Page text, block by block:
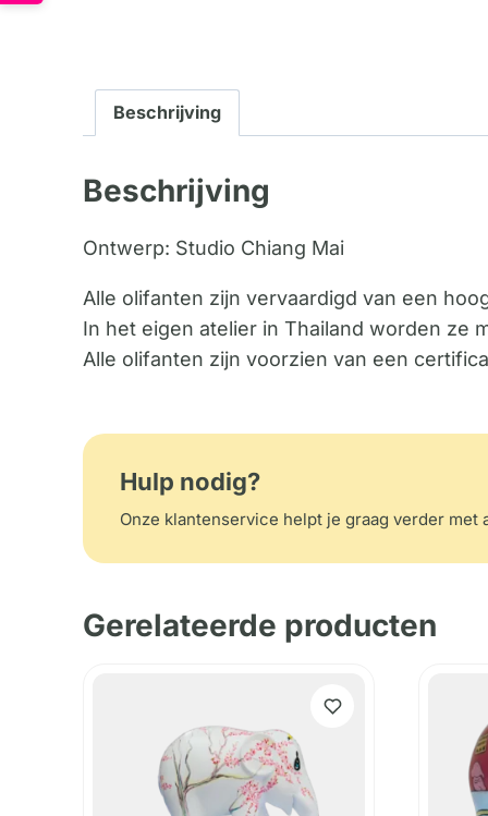
Beschrijving
Beschrijving
Ontwerp: Studio Chiang Mai
Alle olifanten zijn vervaardigd van een
In het eigen atelier in Thailand worden ze
Alle olifanten zijn voorzien van een
Hulp nodig?
Onze klantenservice helpt je graag verder met
Gerelateerde producten